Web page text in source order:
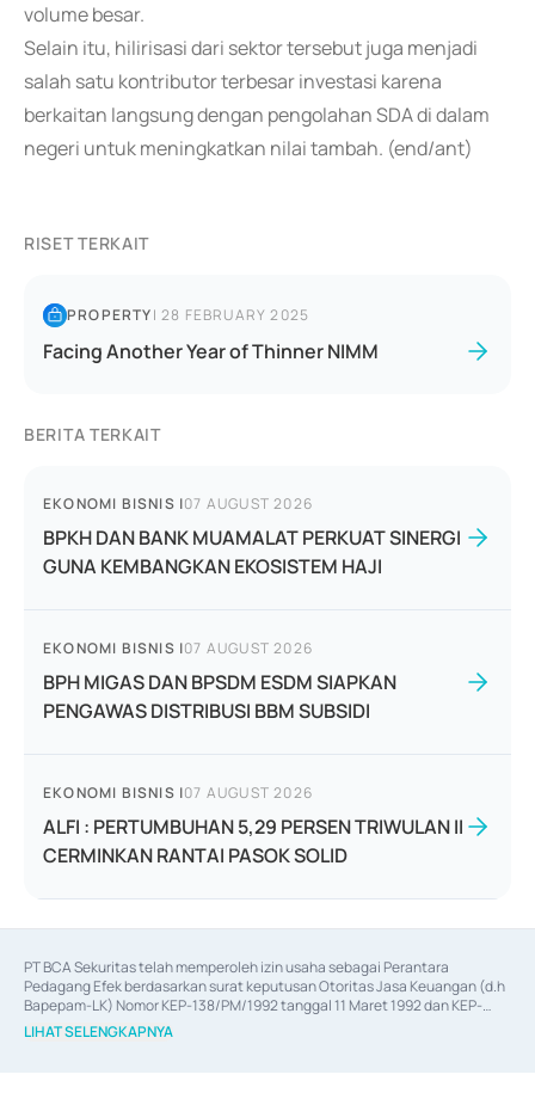
volume besar.
Selain itu, hilirisasi dari sektor tersebut juga menjadi
salah satu kontributor terbesar investasi karena
berkaitan langsung dengan pengolahan SDA di dalam
negeri untuk meningkatkan nilai tambah. (end/ant)
RISET TERKAIT
PROPERTY|28 FEBRUARY 2025
Facing Another Year of Thinner NIMM
BERITA TERKAIT
EKONOMI BISNIS |07 AUGUST 2026
BPKH DAN BANK MUAMALAT PERKUAT SINERGI
GUNA KEMBANGKAN EKOSISTEM HAJI
EKONOMI BISNIS |07 AUGUST 2026
BPH MIGAS DAN BPSDM ESDM SIAPKAN
PENGAWAS DISTRIBUSI BBM SUBSIDI
EKONOMI BISNIS |07 AUGUST 2026
ALFI : PERTUMBUHAN 5,29 PERSEN TRIWULAN II
CERMINKAN RANTAI PASOK SOLID
PT BCA Sekuritas telah memperoleh izin usaha sebagai Perantara
Pedagang Efek berdasarkan surat keputusan Otoritas Jasa Keuangan (d.h
Bapepam-LK) Nomor KEP-138/PM/1992 tanggal 11 Maret 1992 dan KEP-
06/D.04/2014 tanggal 28 Februari 2014, izin usaha sebagai Penjamin Emisi
Efek berdasarkan surat keputusan Otoritas Jasa Keuangan Nomor KEP-
LIHAT SELENGKAPNYA